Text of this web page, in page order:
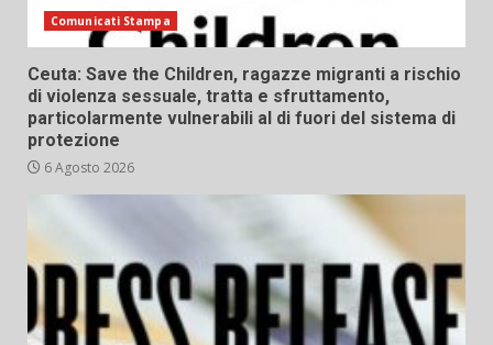
Comunicati Stampa
Ceuta: Save the Children, ragazze migranti a rischio
di violenza sessuale, tratta e sfruttamento,
particolarmente vulnerabili al di fuori del sistema di
protezione
6 Agosto 2026